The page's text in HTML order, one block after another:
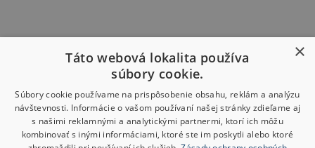
×
Táto webová lokalita používa
súbory cookie.
Súbory cookie používame na prispôsobenie obsahu, reklám a analýzu
návštevnosti. Informácie o vašom používaní našej stránky zdieľame aj
s našimi reklamnými a analytickými partnermi, ktorí ich môžu
kombinovať s inými informáciami, ktoré ste im poskytli alebo ktoré